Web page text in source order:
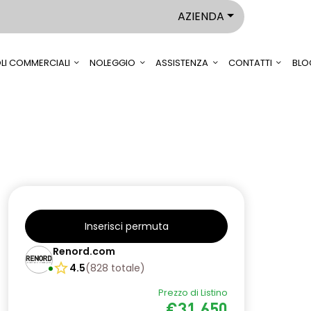
AZIENDA
COMMERCIALI NOLEGGIO ASSISTENZA CONTATTI
Inserisci permuta
Renord.com
4.5(828 totale)
Prezzo di Listino